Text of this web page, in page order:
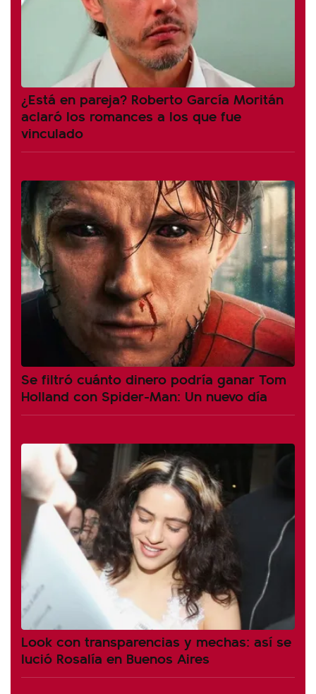
¿Está en pareja? Roberto García Moritán
aclaró los romances a los que fue
vinculado
Se filtró cuánto dinero podría ganar Tom
Holland con Spider-Man: Un nuevo día
Look con transparencias y mechas: así se
lució Rosalía en Buenos Aires